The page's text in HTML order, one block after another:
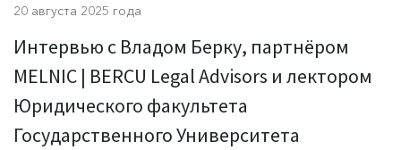
20 августа 2025 года
Интервью с Владом Берку, партнёром
MELNIC | BERCU Legal Advisors и лектором
Юридического факультета
Государственного Университета